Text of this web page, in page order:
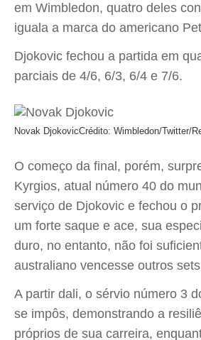
em Wimbledon, quatro deles
iguala a marca do americano
Djokovic fechou a partida em
parciais de 4/6, 6/3, 6/4 e 7/6.
Novak DjokovicCrédito: Wimbledon/Twitter/
O começo da final, porém,
Kyrgios, atual número 40 do
serviço de Djokovic e fechou o
um forte saque e ace, sua
duro, no entanto, não foi
australiano vencesse outros
A partir dali, o sérvio número 3
se impôs, demonstrando a
próprios de sua carreira,